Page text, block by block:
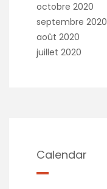
octobre 2020
septembre 2020
août 2020
juillet 2020
Calendar